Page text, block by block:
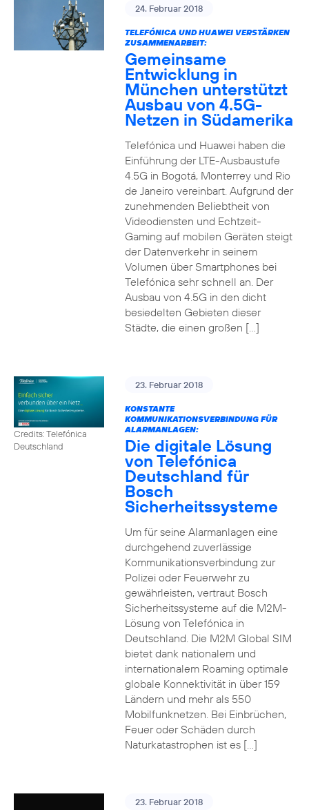
24. Februar 2018
TELEFÓNICA UND HUAWEI VERSTÄRKEN
ZUSAMMENARBEIT:
Gemeinsame
Entwicklung in
München unterstützt
Ausbau von 4.5G-
Netzen in Südamerika
Telefónica und Huawei haben die
Einführung der LTE-Ausbaustufe
4.5G in Bogotá, Monterrey und Rio
de Janeiro vereinbart. Aufgrund der
zunehmenden Beliebtheit von
Videodiensten und Echtzeit-
Gaming auf mobilen Geräten steigt
der Datenverkehr in seinem
Volumen über Smartphones bei
Telefónica sehr schnell an. Der
Ausbau von 4.5G in den dicht
besiedelten Gebieten dieser
Städte, die einen großen […]
Credits: Telefónica
Deutschland
23. Februar 2018
KONSTANTE
KOMMUNIKATIONSVERBINDUNG FÜR
ALARMANLAGEN:
Die digitale Lösung
von Telefónica
Deutschland für
Bosch
Sicherheitssysteme
Um für seine Alarmanlagen eine
durchgehend zuverlässige
Kommunikationsverbindung zur
Polizei oder Feuerwehr zu
gewährleisten, vertraut Bosch
Sicherheitssysteme auf die M2M-
Lösung von Telefónica in
Deutschland. Die M2M Global SIM
bietet dank nationalem und
internationalem Roaming optimale
globale Konnektivität in über 159
Ländern und mehr als 550
Mobilfunknetzen. Bei Einbrüchen,
Feuer oder Schäden durch
Naturkatastrophen ist es […]
23. Februar 2018